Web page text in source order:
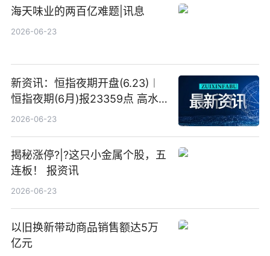
海天味业的两百亿难题|讯息
2026-06-23
新资讯：恒指夜期开盘(6.23)︱
恒指夜期(6月)报23359点 高水
23点
2026-06-23
揭秘涨停?|?这只小金属个股，五
连板！ 报资讯
2026-06-23
以旧换新带动商品销售额达5万
亿元